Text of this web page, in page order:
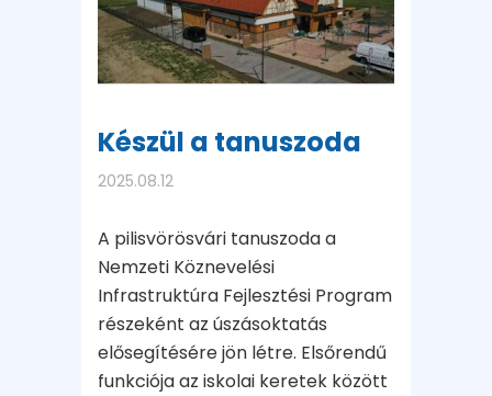
Készül a tanuszoda
2025.08.12
A pilisvörösvári tanuszoda a
Nemzeti Köznevelési
Infrastruktúra Fejlesztési Program
részeként az úszásoktatás
elősegítésére jön létre. Elsőrendű
funkciója az iskolai keretek között